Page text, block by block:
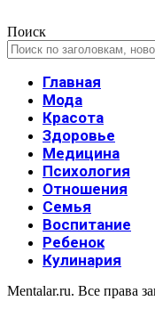
Поиск
Главная
Мода
Красота
Здоровье
Медицина
Психология
Отношения
Семья
Воспитание
Ребенок
Кулинария
Mentalar.ru. Все права